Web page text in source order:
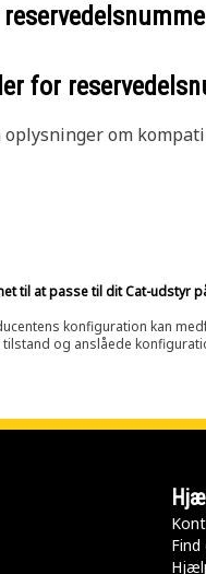
for
om
til at passe til dit Cat-udstyr
konfiguration kan
og anslåede